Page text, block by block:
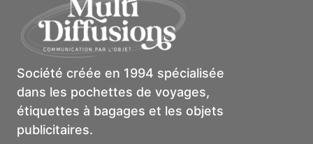
Société créée en 1994 spécialisée
dans les pochettes de voyages,
étiquettes à bagages et les objets
publicitaires.